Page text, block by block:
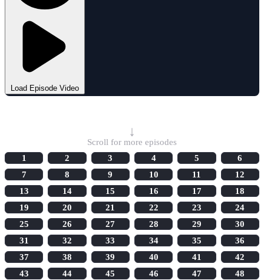
Load Episode Video
↓
Scroll for more episodes
1
2 3 4 5
6
7
8 9 10 11
12
13
14 15 16 17
18
19
20 21 22 23
24
25
26 27 28 29
30
31
32 33 34 35
36
37
38 39 40 41
42
43
44 45 46 47
48